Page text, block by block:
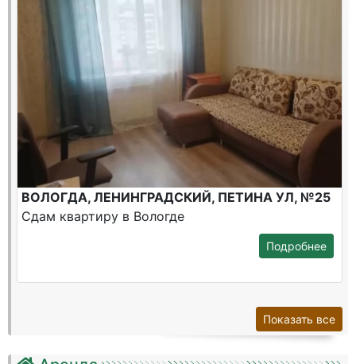
ВОЛОГДА, ЛЕНИНГРАДСКИЙ, ПЕТИНА УЛ, №25
Сдам квартиру в Вологде
Подробнее
Показать все